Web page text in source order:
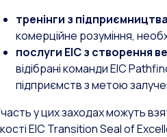
тренінги з
комерційне розуміння,
послуги EIC з створення
відібрані команди EIC
підприємств з метою
у цих заходах можуть
EIC Transition Seal of